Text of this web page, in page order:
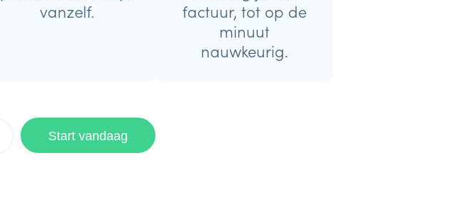
vanzelf.
factuur, tot op de
minuut
nauwkeurig.